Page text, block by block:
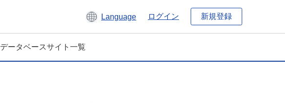
Language ログイン 新規登録
データベースサイト一覧